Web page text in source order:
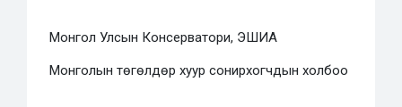
Монгол Улсын Консерватори, ЭШИА
Монголын төгөлдөр хуур сонирхогчдын холбоо